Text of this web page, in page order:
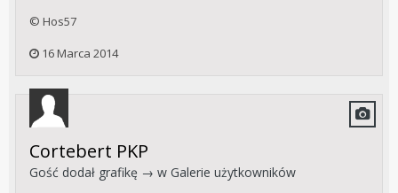
© Hos57
16 Marca 2014
Cortebert PKP
Gość dodał grafikę → w Galerie użytkowników